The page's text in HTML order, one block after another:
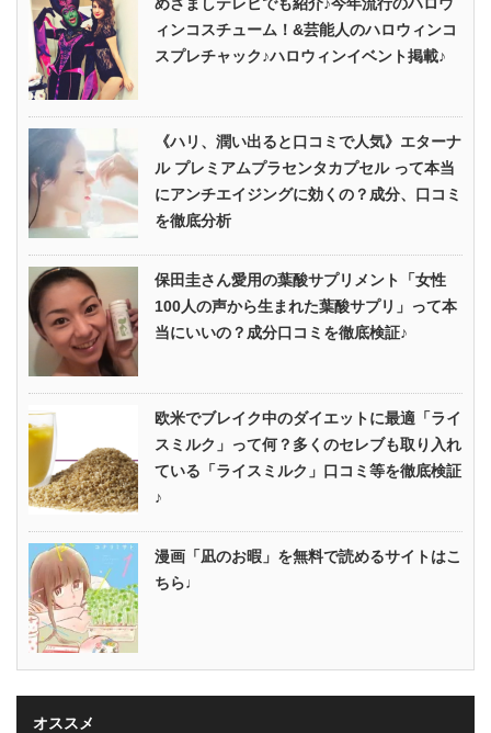
ィンコスチューム！&芸能人のハロウィンコ
スプレチャック♪ハロウィンイベント掲載♪
《ハリ、潤い出ると口コミで人気》エターナ
ル プレミアムプラセンタカプセル って本当
にアンチエイジングに効くの？成分、口コミ
を徹底分析
保田圭さん愛用の葉酸サプリメント「女性
100人の声から生まれた葉酸サプリ」って本
当にいいの？成分口コミを徹底検証♪
欧米でブレイク中のダイエットに最適「ライ
スミルク」って何？多くのセレブも取り入れ
ている「ライスミルク」口コミ等を徹底検証
♪
漫画「凪のお暇」を無料で読めるサイトはこ
ちら♩
オススメ